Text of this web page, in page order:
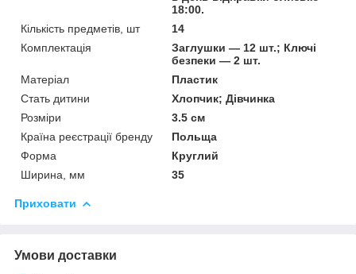
18:00.
Кількість предметів, шт
14
Комплектація
Заглушки — 12 шт.; Ключі
безпеки — 2 шт.
Матеріал
Пластик
Стать дитини
Хлопчик; Дівчинка
Розміри
3.5 см
Країна реєстрації бренду
Польща
Форма
Круглий
Ширина, мм
35
Приховати
Умови доставки